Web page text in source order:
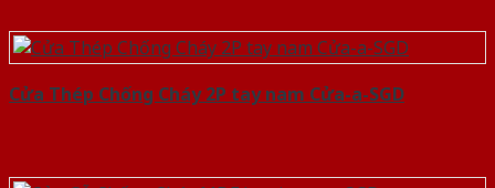
Cửa Thép Chống Cháy 2P tay nam Cửa-a-SGD